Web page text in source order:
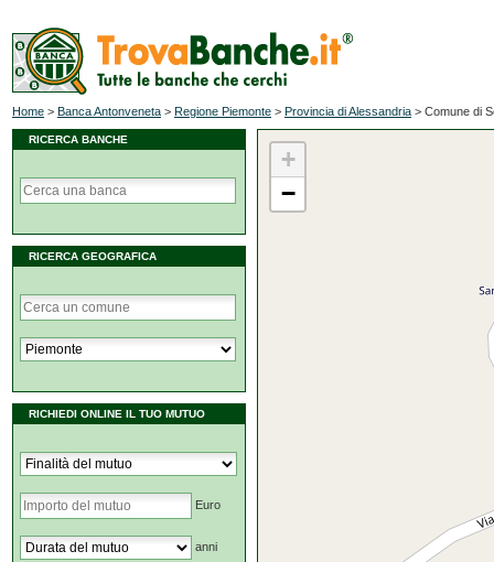
Home > Banca Antonveneta > Regione Piemonte > Provincia di Alessandria > Comune di
RICERCA BANCHE
RICERCA GEOGRAFICA
RICHIEDI ONLINE IL TUO MUTUO
Euro
anni
+
−